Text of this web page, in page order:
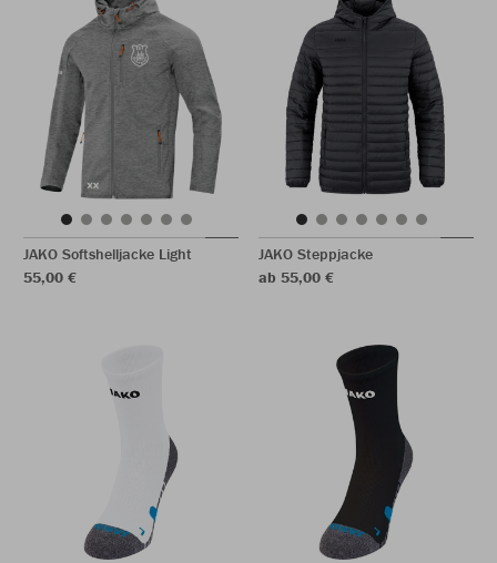
JAKO Softshelljacke Light
55,00 €
JAKO Steppjacke
ab 55,00 €